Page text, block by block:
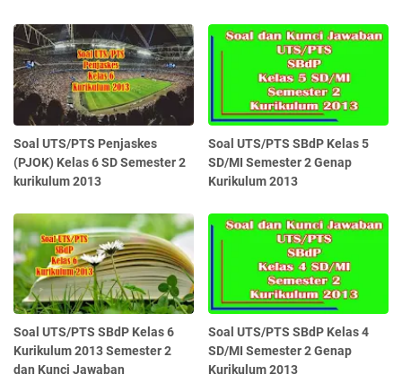
Soal UTS/PTS Penjaskes
(PJOK) Kelas 6 SD Semester 2
kurikulum 2013
Soal UTS/PTS SBdP Kelas 5
SD/MI Semester 2 Genap
Kurikulum 2013
Soal UTS/PTS SBdP Kelas 6
Kurikulum 2013 Semester 2
dan Kunci Jawaban
Soal UTS/PTS SBdP Kelas 4
SD/MI Semester 2 Genap
Kurikulum 2013